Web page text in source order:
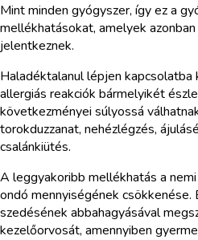
Mint minden gyógyszer, így ez a
mellékhatásokat, amelyek
jelentkeznek.
Haladéktalanul lépjen kapcsolatba
allergiás reakciók bármelyikét
következményei súlyossá
torokduzzanat, nehézlégzés,
csalánkiütés.
A leggyakoribb mellékhatás a
ondó mennyiségének csökkenése.
szedésének abbahagyásával
kezelőorvosát, amennyiben